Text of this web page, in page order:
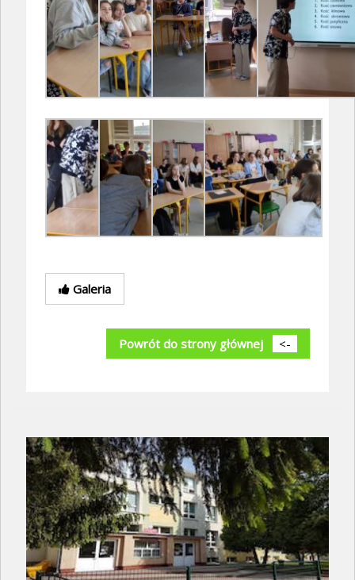
Galeria
Powrót do strony głównej <-